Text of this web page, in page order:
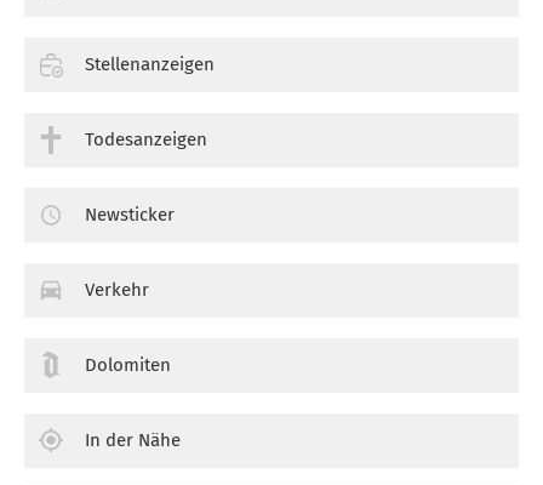
Stellenanzeigen
Todesanzeigen
Newsticker
Verkehr
Dolomiten
In der Nähe